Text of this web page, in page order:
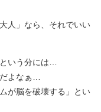
人」なら、それでいい
いう分には…
よなぁ…
が脳を破壊する」とい